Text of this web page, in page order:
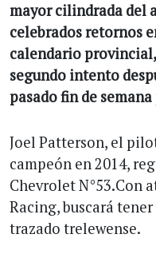
mayor cilindrada del
celebrados retornos
calendario
segundo intento
pasado fin de
Joel Patterson, el
campeón en 2014,
Chevrolet N°53.Con
Racing, buscará
trazado trelewense.